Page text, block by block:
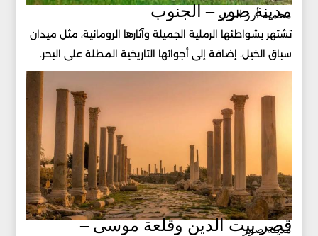
محمية أرز الرب
مدينة صور – الجنوب
تشتهر بشواطئها الرملية الجميلة وآثارها الرومانية، مثل ميدان
سباق الخيل. إضافة إلى أجوائها التاريخية المطلة على البحر.
مدينة صور
قصر بيت الدين وقلعة موسى –